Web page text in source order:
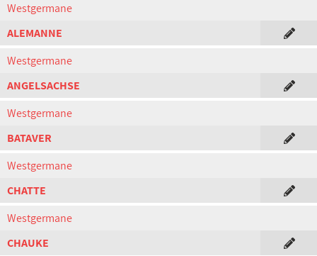
Westgermane
ALEMANNE
Westgermane
ANGELSACHSE
Westgermane
BATAVER
Westgermane
CHATTE
Westgermane
CHAUKE